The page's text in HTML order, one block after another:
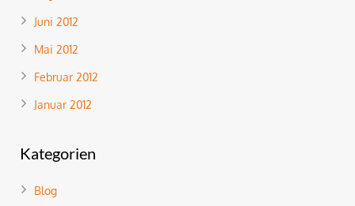
Juni 2012
Mai 2012
Februar 2012
Januar 2012
Kategorien
Blog